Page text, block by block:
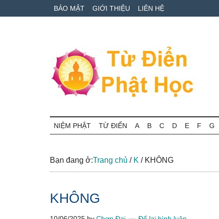
to
to
qua
BẢO MẬT GIỚI THIỆU LIÊN HỆ
Từ
điển
Phật
học
cứu
thuật
Phật
học
NIỆM PHẬT TỪ ĐIỂN A B C D E F G
Bạn đang ở:Trang chủ / K /KHÔNG
KHÔNG